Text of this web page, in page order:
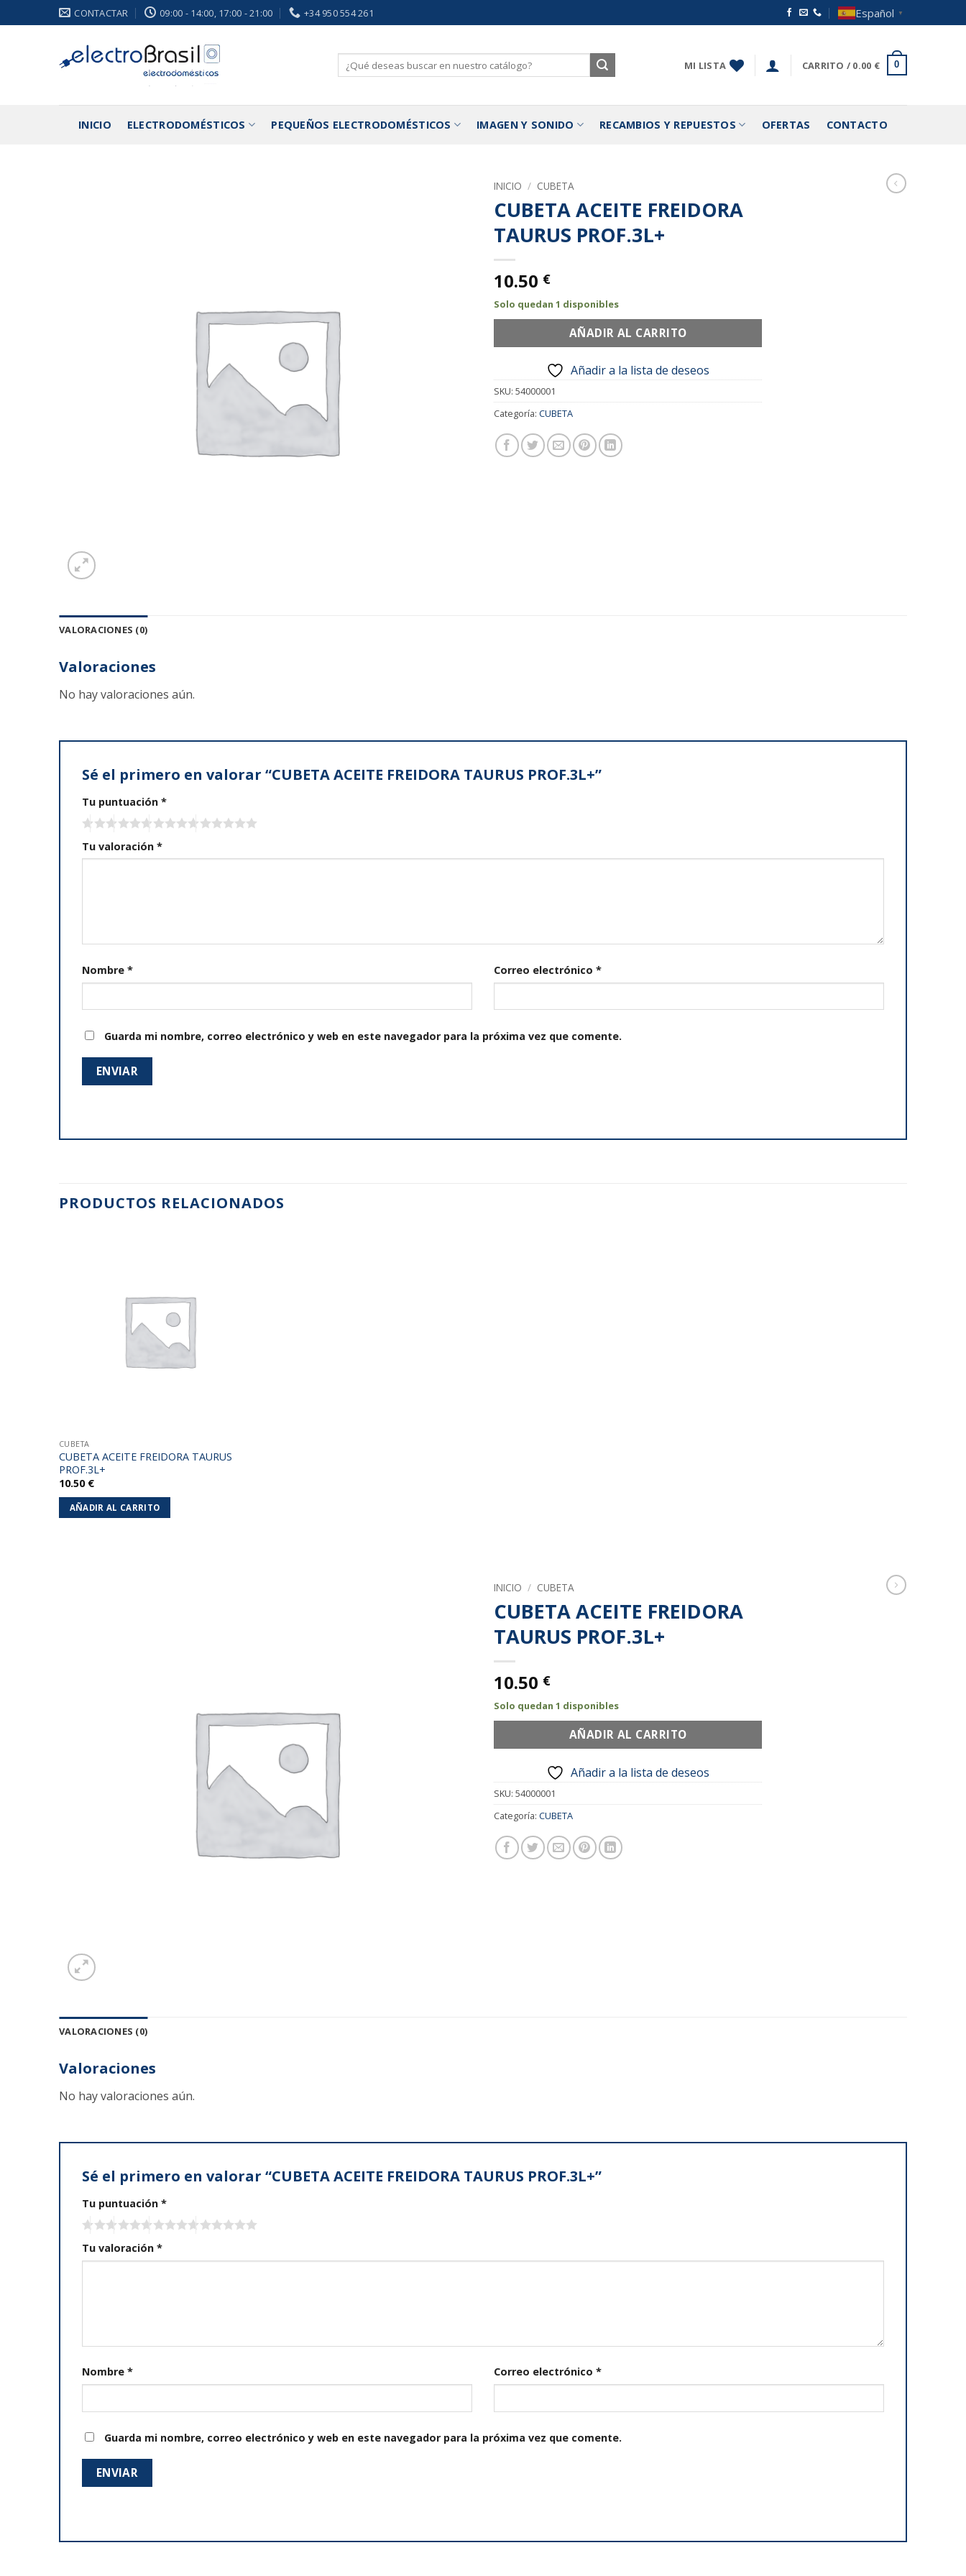
al
CONTACTAR 09:00 - 14:00, 17:00 - 21:00 +34 950 554 261 Español ▼
Buscar
por:
MI LISTA CARRITO / 0.00 € 0
INICIO ELECTRODOMÉSTICOS PEQUEÑOS ELECTRODOMÉSTICOS IMAGEN Y SONIDO RECAMBIOS Y REPUESTOS OFERTAS CONTACTO
INICIO / CUBETA
CUBETA ACEITE FREIDORA
TAURUS PROF.3L+
10.50 €
Solo quedan 1 disponibles
AÑADIR AL CARRITO
Añadir a la lista de deseos
SKU: 54000001
Categoría: CUBETA
VALORACIONES (0)
Valoraciones
No hay valoraciones aún.
Sé el primero en valorar “CUBETA ACEITE FREIDORA TAURUS PROF.3L+”
Tu puntuación *
Tu valoración *
Nombre * Correo electrónico *
Guarda mi nombre, correo electrónico y web en este navegador para la próxima vez que comente.
PRODUCTOS RELACIONADOS
CUBETA
CUBETA ACEITE FREIDORA TAURUS
PROF.3L+
10.50 €
AÑADIR AL CARRITO
INICIO / CUBETA
CUBETA ACEITE FREIDORA
TAURUS PROF.3L+
10.50 €
Solo quedan 1 disponibles
AÑADIR AL CARRITO
Añadir a la lista de deseos
SKU: 54000001
Categoría: CUBETA
VALORACIONES (0)
Valoraciones
No hay valoraciones aún.
Sé el primero en valorar “CUBETA ACEITE FREIDORA TAURUS PROF.3L+”
Tu puntuación *
Tu valoración *
Nombre * Correo electrónico *
Guarda mi nombre, correo electrónico y web en este navegador para la próxima vez que comente.